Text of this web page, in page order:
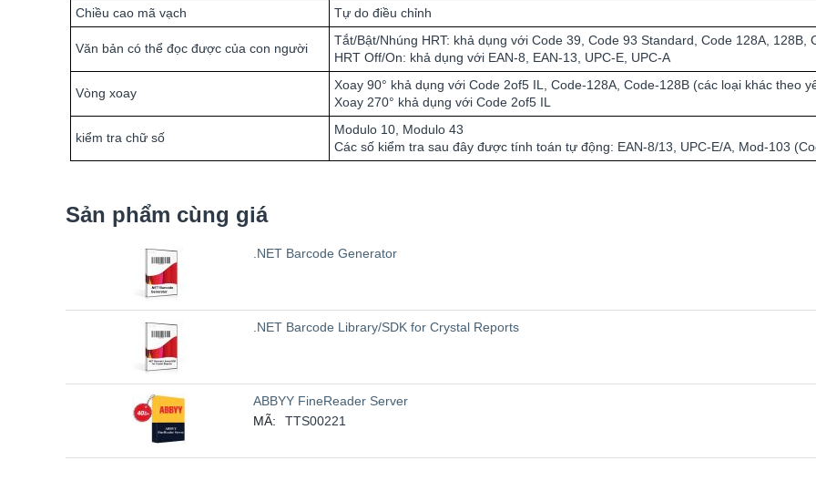
Chiều cao mã vạch
Tự do điều chỉnh
Văn bản có thể đọc được của con người
Tắt/Bật/Nhúng HRT: khả dụng với Code 39, Code 93 Standard, Code 128A, 128B,
HRT Off/On: khả dụng với EAN-8, EAN-13, UPC-E, UPC-A
Vòng xoay
Xoay 90° khả dụng với Code 2of5 IL, Code-128A, Code-128B (các loại khác theo
Xoay 270° khả dụng với Code 2of5 IL
kiểm tra chữ số
Modulo 10, Modulo 43
Các số kiểm tra sau đây được tính toán tự động: EAN-8/13, UPC-E/A, Mod-103
Sản phẩm cùng giá
.NET Barcode Generator
.NET Barcode Library/SDK for Crystal Reports
ABBYY FineReader Server
MÃ:
TTS00221